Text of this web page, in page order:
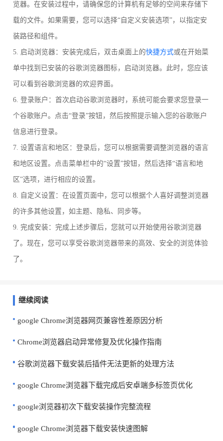
览器。在安装过程中，请确保您的计算机有足够的空间来存储下
载的文件。如果需要，您可以选择“自定义安装选项”，以指定安
装路径和组件。
5. 启动浏览器：安装完成后，双击桌面上的快捷方式或在开始菜
单中找到已安装的谷歌浏览器图标，启动浏览器。此时，您应该
可以看到谷歌浏览器的欢迎界面。
6. 登录账户：首次启动谷歌浏览器时，系统可能会要求您登录一
个谷歌账户。点击“登录”按钮，然后按照提示输入您的谷歌账户
信息进行登录。
7. 设置语言和地区：登录后，您可以根据需要调整浏览器的语言
和地区设置。点击菜单栏中的“设置”按钮，然后选择“语言和地
区”选项，进行相应的设置。
8. 自定义设置：在设置页面中，您可以根据个人喜好调整浏览器
的许多其他设置，如主题、隐私、同步等。
9. 完成安装：完成上述步骤后，您就可以开始使用谷歌浏览器
了。现在，您可以享受谷歌浏览器带来的高效、安全的浏览体验
了。
继续阅读
google Chrome浏览器网页兼容性差原因分析
Chrome浏览器启动异常修复及优化操作指南
谷歌浏览器下载安装后插件无法更新的处理方法
google Chrome浏览器下载完成后安卓端多标签页优化
google浏览器初次下载安装操作完整流程
google Chrome浏览器下载安装快速图解